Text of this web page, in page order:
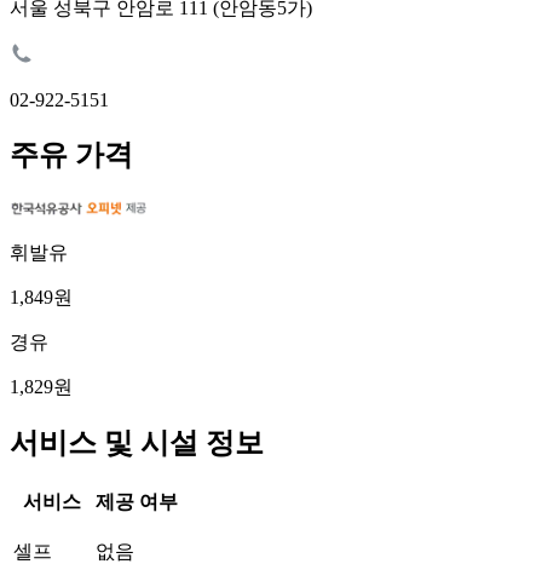
서울 성북구 안암로 111 (안암동5가)
02-922-5151
주유 가격
휘발유
1,849원
경유
1,829원
서비스 및 시설 정보
서비스 제공 여부
셀프 없음